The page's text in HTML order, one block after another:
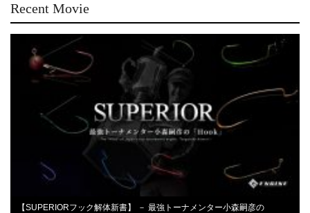
Recent Movie
【SUPERIORフック解体新書】 － 最強トーナメンター小森嗣彦の